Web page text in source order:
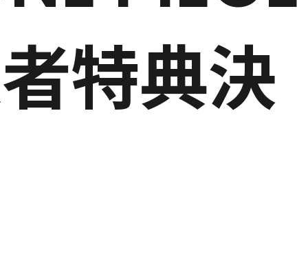
特典決